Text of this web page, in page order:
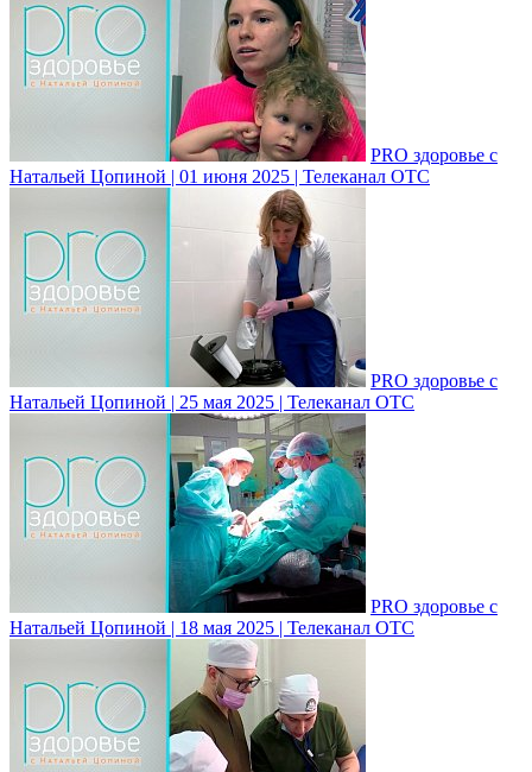
PRO здоровье с
Натальей Цопиной | 01 июня 2025 | Телеканал ОТС
PRO здоровье с
Натальей Цопиной | 25 мая 2025 | Телеканал ОТС
PRO здоровье с
Натальей Цопиной | 18 мая 2025 | Телеканал ОТС